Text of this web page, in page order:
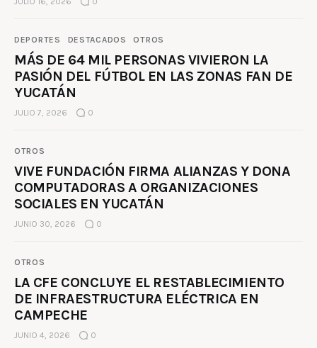
DEPORTES DESTACADOS OTROS
MÁS DE 64 MIL PERSONAS VIVIERON LA
PASIÓN DEL FÚTBOL EN LAS ZONAS FAN DE
YUCATÁN
JULIO 7, 2026 0
OTROS
VIVE FUNDACIÓN FIRMA ALIANZAS Y DONA
COMPUTADORAS A ORGANIZACIONES
SOCIALES EN YUCATÁN
JUNIO 30, 2026 0
OTROS
LA CFE CONCLUYE EL RESTABLECIMIENTO
DE INFRAESTRUCTURA ELÉCTRICA EN
CAMPECHE
JUNIO 4, 2026 0